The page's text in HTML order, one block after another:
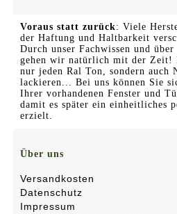
Voraus statt zurück: Viele
der Haftung und Haltbarkeit
Durch unser Fachwissen und
gehen wir natürlich mit der Zeit!
nur jeden Ral Ton, sondern auch
lackieren... Bei uns können Sie
Ihrer vorhandenen Fenster und
damit es später ein einheitliches
erzielt.
Über uns
Versandkosten
Datenschutz
Impressum